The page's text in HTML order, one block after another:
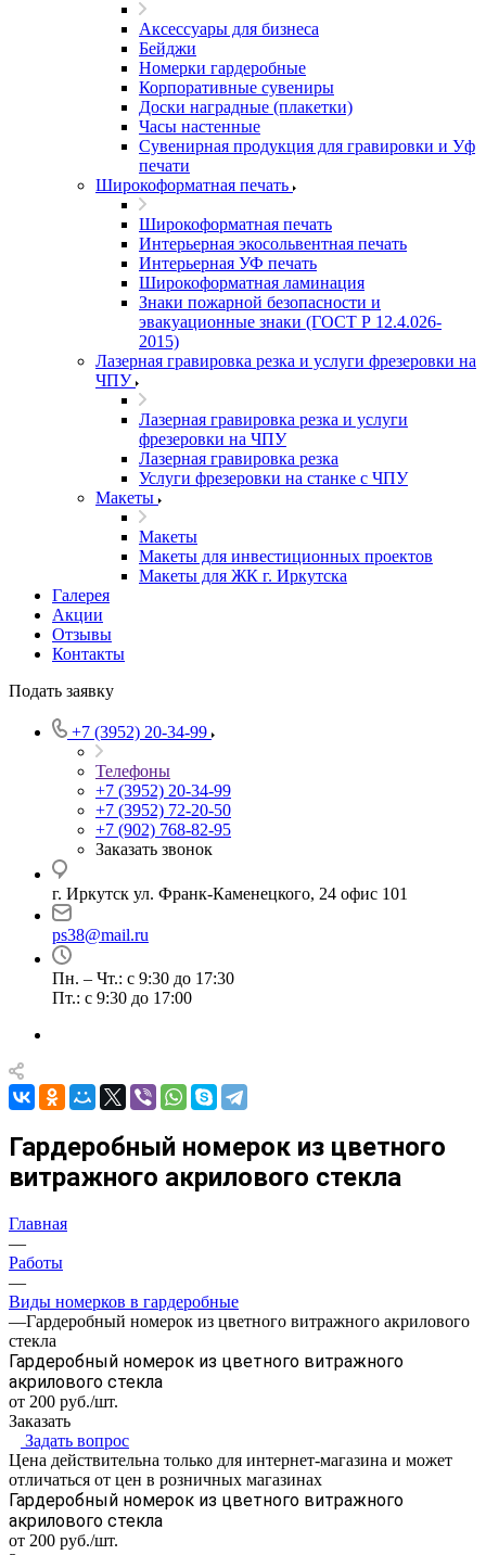
Аксессуары для бизнеса
Бейджи
Номерки гардеробные
Корпоративные сувениры
Доски наградные (плакетки)
Часы настенные
Сувенирная продукция для гравировки и Уф
печати
Широкоформатная печать
Широкоформатная печать
Интерьерная экосольвентная печать
Интерьерная УФ печать
Широкоформатная ламинация
Знаки пожарной безопасности и
эвакуационные знаки (ГОСТ Р 12.4.026-
2015)
Лазерная гравировка резка и услуги фрезеровки на
ЧПУ
Лазерная гравировка резка и услуги
фрезеровки на ЧПУ
Лазерная гравировка резка
Услуги фрезеровки на станке с ЧПУ
Макеты
Макеты
Макеты для инвестиционных проектов
Макеты для ЖК г. Иркутска
Галерея
Акции
Отзывы
Контакты
Подать заявку
+7 (3952) 20-34-99
Телефоны
+7 (3952) 20-34-99
+7 (3952) 72-20-50
+7 (902) 768-82-95
Заказать звонок
г. Иркутск ул. Франк-Каменецкого, 24 офис 101
ps38@mail.ru
Пн. – Чт.: с 9:30 до 17:30
Пт.: с 9:30 до 17:00
Гардеробный номерок из цветного
витражного акрилового стекла
Главная
—
Работы
—
Виды номерков в гардеробные
—Гардеробный номерок из цветного витражного акрилового
стекла
Гардеробный номерок из цветного витражного
акрилового стекла
от 200 руб./шт.
Заказать
Задать вопрос
Цена действительна только для интернет-магазина и может
отличаться от цен в розничных магазинах
Гардеробный номерок из цветного витражного
акрилового стекла
от 200 руб./шт.